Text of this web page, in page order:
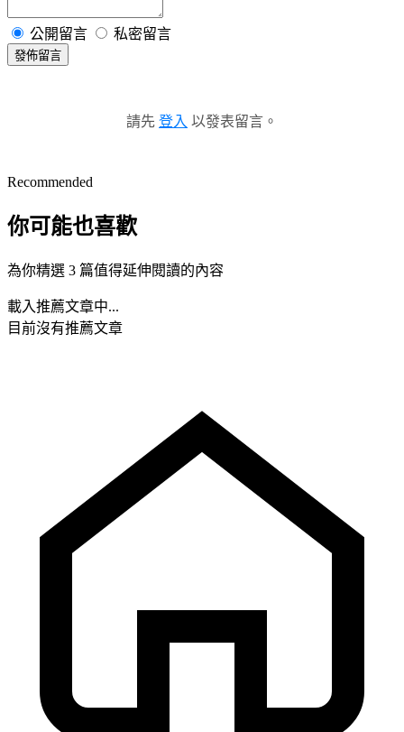
公開留言 私密留言
發佈留言
請先 登入 以發表留言。
Recommended
你可能也喜歡
為你精選 3 篇值得延伸閱讀的內容
載入推薦文章中...
目前沒有推薦文章